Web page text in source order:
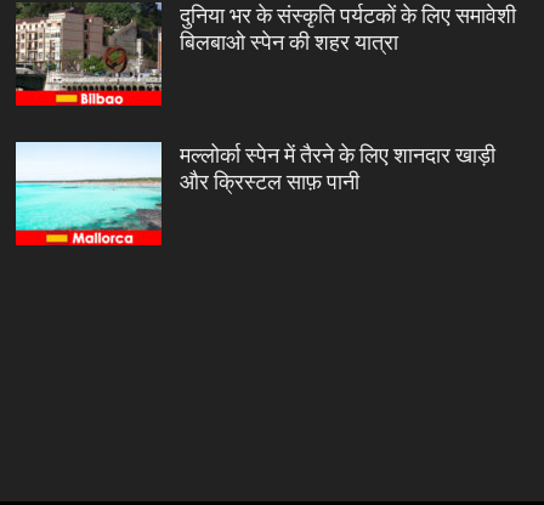
दुनिया भर के संस्कृति पर्यटकों के लिए समावेशी
बिलबाओ स्पेन की शहर यात्रा
मल्लोर्का स्पेन में तैरने के लिए शानदार खाड़ी
और क्रिस्टल साफ़ पानी